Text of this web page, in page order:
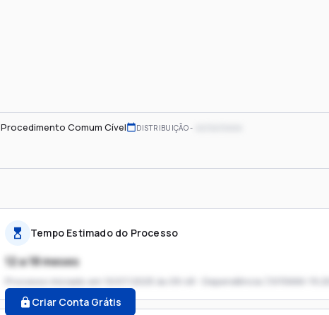
Procedimento Comum Cível DISTRIBUIÇÃO
Tempo Estimado do Processo
12 a 18 meses
Processo iniciado em 10/07/2025 às 09:48 - Dependência (1015666-
Criar Conta Grátis